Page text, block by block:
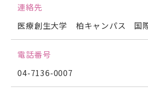
連絡先
医療創生大学 柏キャンパス 国
電話番号
04-7136-0007